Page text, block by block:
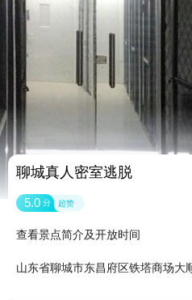
聊城真人密室逃脱
5.0 分 超赞
查看景点简介及开放时间
山东省聊城市东昌府区铁塔商场大
